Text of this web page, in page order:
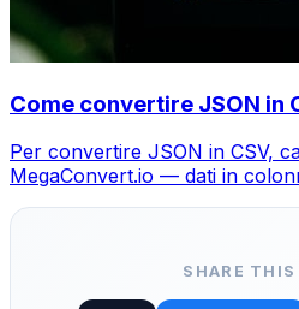
Come convertire JSON in
Per convertire JSON in CSV,
MegaConvert.io — dati in
SHARE